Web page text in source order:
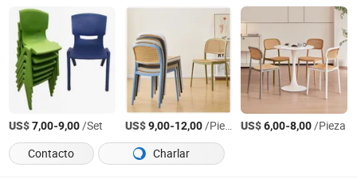
US$7,00-9,00/Set US$9,00-12,00/Pieza US$6,00-8,00/Pieza
Contacto
Charlar